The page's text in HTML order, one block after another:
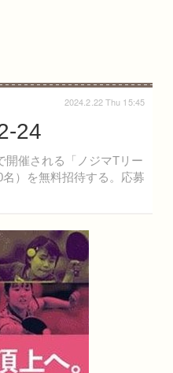
24
催される「ノジマTリー
）を無料招待する。応募
2024.2.22 Thu 15:45